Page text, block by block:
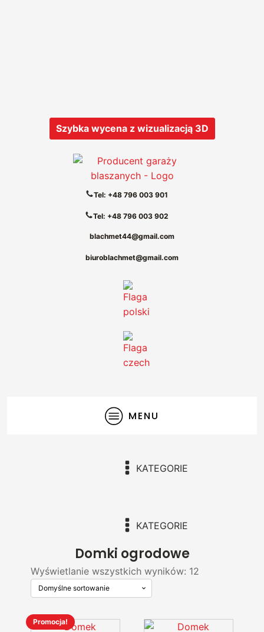
Szybka wycena z wizualizacją 3D
Tel: +48 796 003 901
Tel: +48 796 003 902
blachmet44@gmail.com
biuroblachmet@gmail.com
MENU
KATEGORIE
KATEGORIE
Domki ogrodowe
Wyświetlanie wszystkich wyników: 12
Promocja!
Ten
Ten